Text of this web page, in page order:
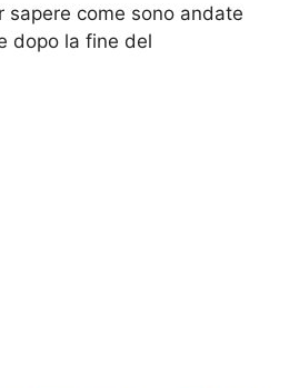
sapere come sono andate
dopo la fine del